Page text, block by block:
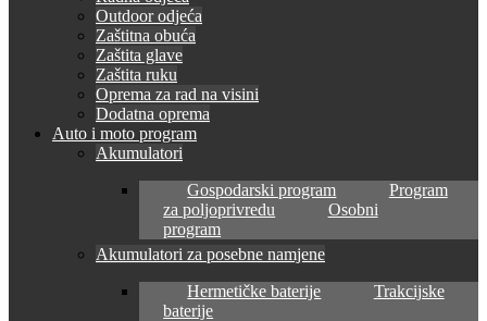
Outdoor odjeća
Zaštitna obuća
Zaštita glave
Zaštita ruku
Oprema za rad na visini
Dodatna oprema
Auto i moto program
Akumulatori
Gospodarski program
Program
za poljoprivredu
Osobni
program
Akumulatori za posebne namjene
Hermetičke baterije
Trakcijske
baterije